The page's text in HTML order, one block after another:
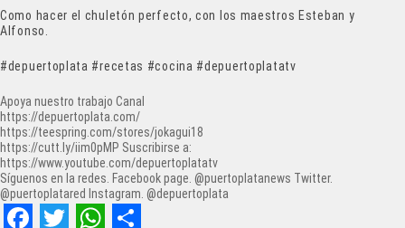
Como hacer el chuletón perfecto, con los maestros Esteban y
Alfonso.
#depuertoplata #recetas #cocina #depuertoplatatv
Apoya nuestro trabajo Canal
https://depuertoplata.com/
https://teespring.com/stores/jokagui18
https://cutt.ly/iim0pMP Suscribirse a:
https://www.youtube.com/depuertoplatatv
Síguenos en la redes. Facebook page. @puertoplatanews Twitter.
@puertoplatared Instagram. @depuertoplata